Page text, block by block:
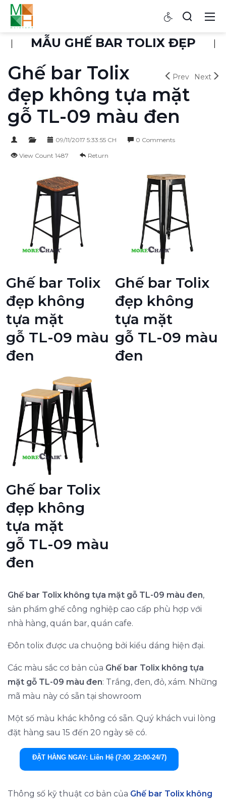
MẪU GHẾ BAR TOLIX ĐẸP
Prev Next
Ghế bar Tolix
đẹp không tựa mặt
gỗ TL-09 màu đen
09/11/2017 5:33:55 CH 0 Comments
View Count 1487 Return
Ghế bar Tolix
đẹp không
tựa mặt
gỗ TL-09 màu
đen
Ghế bar Tolix
đẹp không
tựa mặt
gỗ TL-09 màu
đen
Ghế bar Tolix
đẹp không
tựa mặt
gỗ TL-09 màu
đen
Ghế bar Tolix không tựa mặt gỗ TL-09 màu đen,
sản phẩm ghế công nghiệp cao cấp phù hợp với
nhà hàng, quán bar, quán cafe.
Đôn tolix được ưa chuộng bởi kiểu dáng hiện đại.
Các màu sắc cơ bản của Ghế bar Tolix không tựa
mặt gỗ TL-09 màu đen: Trắng, đen, đỏ, xám. Những
mã màu này có sẵn tại showroom
Một số màu khác không có sẵn. Quý khách vui lòng
đặt hàng sau 15 đến 20 ngày sẽ có.
ĐẶT HÀNG NGAY: Liên Hệ (7:00_22:00-24/7)
Thông số kỹ thuật cơ bản của Ghế bar Tolix không